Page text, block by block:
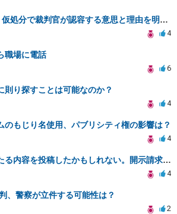
Xの開示請求、仮処分で裁判官が認容する意思と理由を明確化しても、相手側は争って引き延ばしますか
4
職場に電話
6
則り探すことは可能なのか？
4
のもじり名使用、パブリシティ権の影響は？
4
誹謗中傷に当たる内容を投稿したかもしれない。開示請求や民事刑事裁判に発展しうるのか教えて欲しい。
4
、警察が立件する可能性は？
2